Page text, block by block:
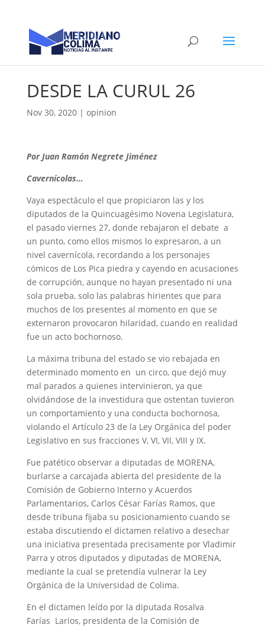
DESDE LA CURUL 26
Nov 30, 2020| opinion
Por Juan Ramón Negrete Jiménez
Cavernícolas…
Vaya espectáculo el que propiciaron las y los
diputados de la Quincuagésimo Novena Legislatura,
el pasado viernes 27, donde rebajaron el debate a
un punto, como ellos mismos lo expresaron, a un
nivel cavernícola, recordando a los personajes
cómicos de Los Pica piedra y cayendo en acusaciones
de corrupción, aunque no hayan presentado ni una
sola prueba, solo las palabras hirientes que para
muchos de los presentes al momento en que se
externaron provocaron hilaridad, cuando en realidad
fue un acto bochornoso.
La máxima tribuna del estado se vio rebajada en
determinado momento en un circo, que dejó muy
mal parados a quienes intervinieron, ya que
olvidándose de la investidura que ostentan tuvieron
un comportamiento y una conducta bochornosa,
violando el Artículo 23 de la Ley Orgánica del poder
Legislativo en sus fracciones V, VI, VII, VIII y IX.
Fue patético observar a diputadas de MORENA,
burlarse a carcajada abierta del presidente de la
Comisión de Gobierno Interno y Acuerdos
Parlamentarios, Carlos César Farías Ramos, que
desde tribuna fijaba su posicionamiento cuando se
estaba discutiendo el dictamen relativo a desechar
una iniciativa presentada precisamente por Vladimir
Parra y otros diputados y diputadas de MORENA,
mediante la cual se pretendía vulnerar la Ley
Orgánica de la Universidad de Colima.
En el dictamen leído por la diputada Rosalva
Farías Larios, presidenta de la Comisión de